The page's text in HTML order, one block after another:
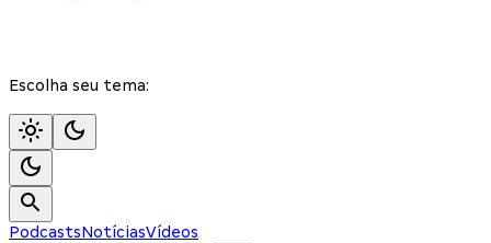
Escolha seu tema:
PodcastsNotíciasVídeos